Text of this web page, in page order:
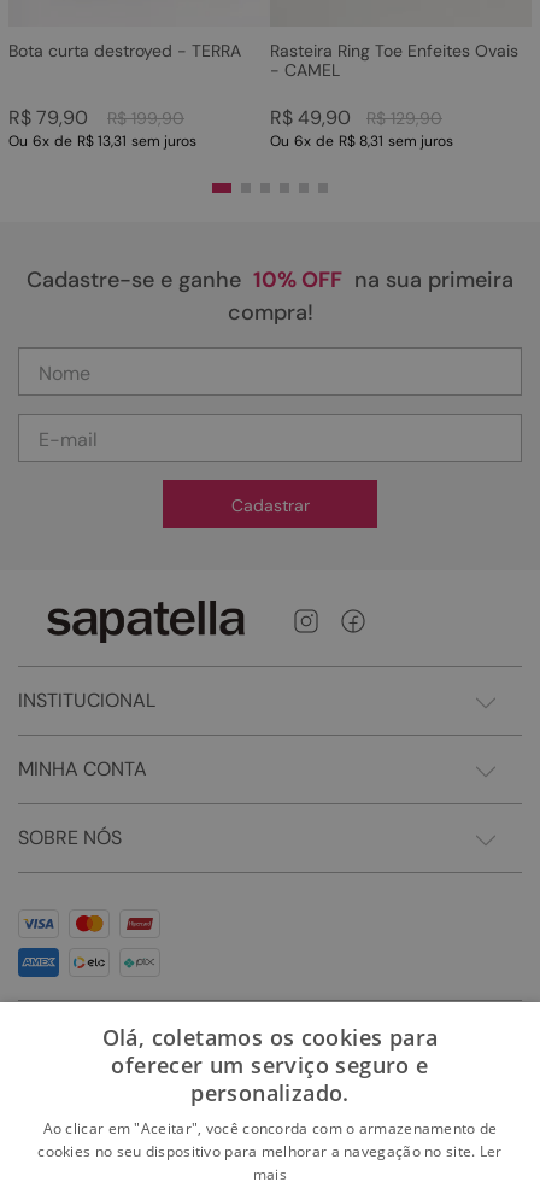
Bota curta destroyed - TERRA
R$ 199,90
R$79,90
Ou 6x de R$ 13,31 sem juros
Rasteira Ring Toe Enfeites Ovais
- CAMEL
R$ 129,90
R$49,90
Ou 6x de R$ 8,31 sem juros
Cadastre-se e ganhe 10% OFF na sua primeira
compra!
Cadastrar
INSTITUCIONAL
MINHA CONTA
SOBRE NÓS
Somos Sonho LTDA - Estrada do Campo D'areia, 182 - Pechincha - Rio de Janeiro/RJ -
Olá, coletamos os cookies para
oferecer um serviço seguro e
personalizado.
Ao clicar em "Aceitar", você concorda com o armazenamento de
cookies no seu dispositivo para melhorar a navegação no site. Ler
mais